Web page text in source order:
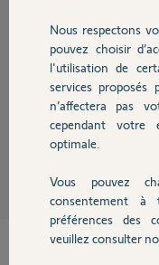
Chauffage
Autres produits
Devis avec un pro
Contact
Réponses
Bonjour,
Récupérez une
Robert P.
Nous respectons
pouvez choisir
l'utilisation de
services proposés
n’affectera pas
cependant votre
optimale.
Vous pouvez
consentement
préférences des
veuillez consulter